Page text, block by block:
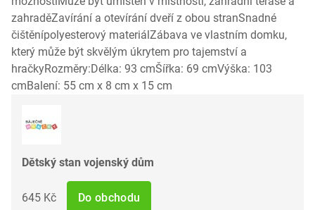
zahraděZavírání a otevírání dveří z obou stranSnadné
čištěnípolyesterový materiálZábava ve vlastním domku,
který může být skvělým úkrytem pro tajemství a
hračkyRozměry:Délka: 93 cmŠířka: 69 cmVýška: 103
cmBalení: 55 cm x 8 cm x 15 cm
Dětský stan vojenský dům
645 Kč Do obchodu